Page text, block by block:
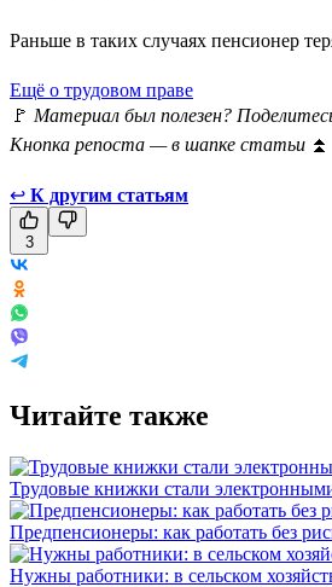
Раньше в таких случаях пенсионер
Ещё о трудовом праве
🚩 Материал был полезен?
Кнопка репоста — в шапке статьи ⏫
↩ К другим статьям
3
Читайте также
Трудовые книжки стали
Предпенсионеры: как работать без
Нужны работники: в сельском